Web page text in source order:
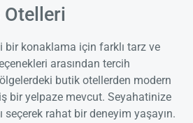
Otelleri
bir konaklama için farklı tarz ve
arasından tercih
butik otellerden modern
bir yelpaze mevcut. Seyahatinize
rahat bir deneyim yaşayın.